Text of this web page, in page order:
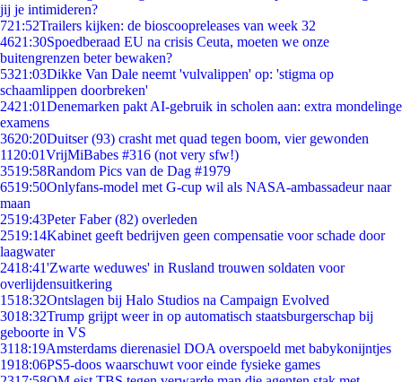
jij je intimideren?
721:52Trailers kijken: de bioscoopreleases van week 32
4621:30Spoedberaad EU na crisis Ceuta, moeten we onze
buitengrenzen beter bewaken?
5321:03Dikke Van Dale neemt 'vulvalippen' op: 'stigma op
schaamlippen doorbreken'
2421:01Denemarken pakt AI-gebruik in scholen aan: extra mondelinge
examens
3620:20Duitser (93) crasht met quad tegen boom, vier gewonden
11 20:01VrijMiBabes #316 (not very sfw!)
3519:58Random Pics van de Dag #1979
6519:50Onlyfans-model met G-cup wil als NASA-ambassadeur naar
maan
2519:43Peter Faber (82) overleden
2519:14Kabinet geeft bedrijven geen compensatie voor schade door
laagwater
2418:41'Zwarte weduwes' in Rusland trouwen soldaten voor
overlijdensuitkering
1518:32Ontslagen bij Halo Studios na Campaign Evolved
3018:32Trump grijpt weer in op automatisch staatsburgerschap bij
geboorte in VS
3118:19Amsterdams dierenasiel DOA overspoeld met babykonijntjes
1918:06PS5-doos waarschuwt voor einde fysieke games